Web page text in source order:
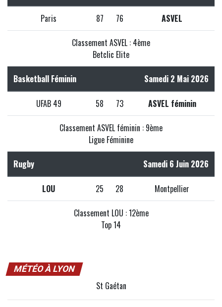
Paris 87 76 ASVEL
Classement ASVEL : 4ème
Betclic Elite
Basketball Féminin Samedi 2 Mai 2026
UFAB 49 58 73 ASVEL féminin
Classement ASVEL féminin : 9ème
Ligue Féminine
Rugby Samedi 6 Juin 2026
LOU 25 28 Montpellier
Classement LOU : 12ème
Top 14
MÉTÉO À LYON
St Gaétan